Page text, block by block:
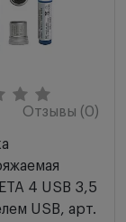
Отзывы (0)
4 USB 3,5
USB, арт.